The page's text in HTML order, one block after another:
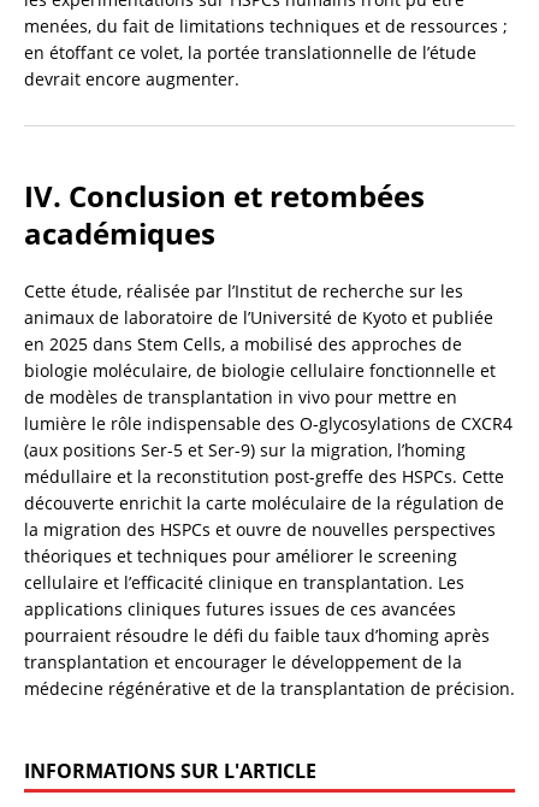
menées, du fait de limitations techniques et de ressources ;
en étoffant ce volet, la portée translationnelle de l’étude
devrait encore augmenter.
IV. Conclusion et retombées
académiques
Cette étude, réalisée par l’Institut de recherche sur les
animaux de laboratoire de l’Université de Kyoto et publiée
en 2025 dans Stem Cells, a mobilisé des approches de
biologie moléculaire, de biologie cellulaire fonctionnelle et
de modèles de transplantation in vivo pour mettre en
lumière le rôle indispensable des O-glycosylations de CXCR4
(aux positions Ser-5 et Ser-9) sur la migration, l’homing
médullaire et la reconstitution post-greffe des HSPCs. Cette
découverte enrichit la carte moléculaire de la régulation de
la migration des HSPCs et ouvre de nouvelles perspectives
théoriques et techniques pour améliorer le screening
cellulaire et l’efficacité clinique en transplantation. Les
applications cliniques futures issues de ces avancées
pourraient résoudre le défi du faible taux d’homing après
transplantation et encourager le développement de la
médecine régénérative et de la transplantation de précision.
INFORMATIONS SUR L'ARTICLE